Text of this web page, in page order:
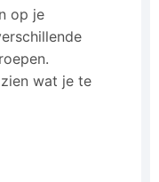
op je
wat je te